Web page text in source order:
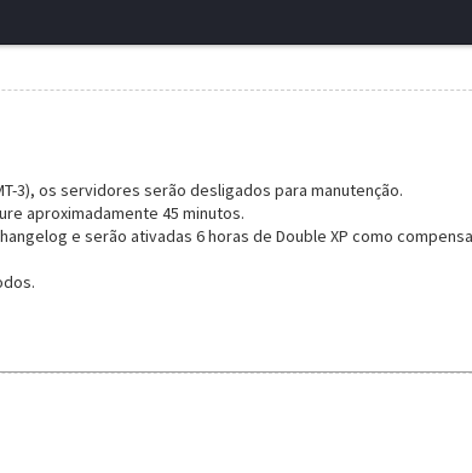
3), os servidores serão desligados para manutenção.
aproximadamente 45 minutos.
e serão ativadas 6 horas de Double XP como